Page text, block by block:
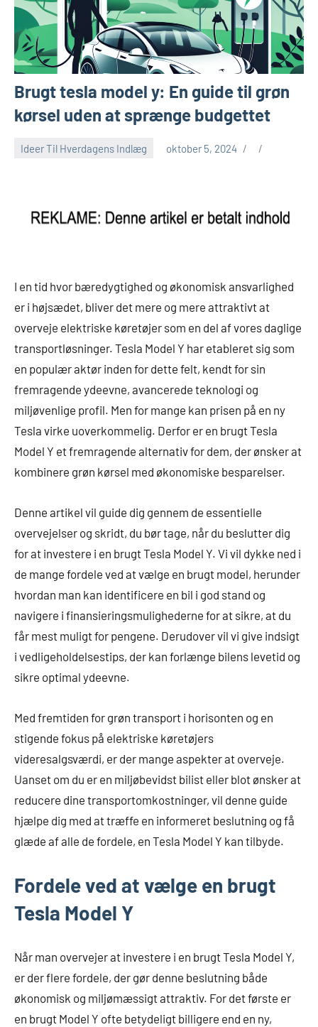
Brugt tesla model y: En guide til grøn
kørsel uden at sprænge budgettet
Ideer Til Hverdagens Indlæg oktober 5, 2024
I en tid hvor bæredygtighed og økonomisk ansvarlighed
er i højsædet, bliver det mere og mere attraktivt at
overveje elektriske køretøjer som en del af vores daglige
transportløsninger. Tesla Model Y har etableret sig som
en populær aktør inden for dette felt, kendt for sin
fremragende ydeevne, avancerede teknologi og
miljøvenlige profil. Men for mange kan prisen på en ny
Tesla virke uoverkommelig. Derfor er en brugt Tesla
Model Y et fremragende alternativ for dem, der ønsker at
kombinere grøn kørsel med økonomiske besparelser.
Denne artikel vil guide dig gennem de essentielle
overvejelser og skridt, du bør tage, når du beslutter dig
for at investere i en brugt Tesla Model Y. Vi vil dykke ned i
de mange fordele ved at vælge en brugt model, herunder
hvordan man kan identificere en bil i god stand og
navigere i finansieringsmulighederne for at sikre, at du
får mest muligt for pengene. Derudover vil vi give indsigt
i vedligeholdelsestips, der kan forlænge bilens levetid og
sikre optimal ydeevne.
Med fremtiden for grøn transport i horisonten og en
stigende fokus på elektriske køretøjers
videresalgsværdi, er der mange aspekter at overveje.
Uanset om du er en miljøbevidst bilist eller blot ønsker at
reducere dine transportomkostninger, vil denne guide
hjælpe dig med at træffe en informeret beslutning og få
glæde af alle de fordele, en Tesla Model Y kan tilbyde.
Fordele ved at vælge en brugt
Tesla Model Y
Når man overvejer at investere i en brugt Tesla Model Y,
er der flere fordele, der gør denne beslutning både
økonomisk og miljømæssigt attraktiv. For det første er
en brugt Model Y ofte betydeligt billigere end en ny,